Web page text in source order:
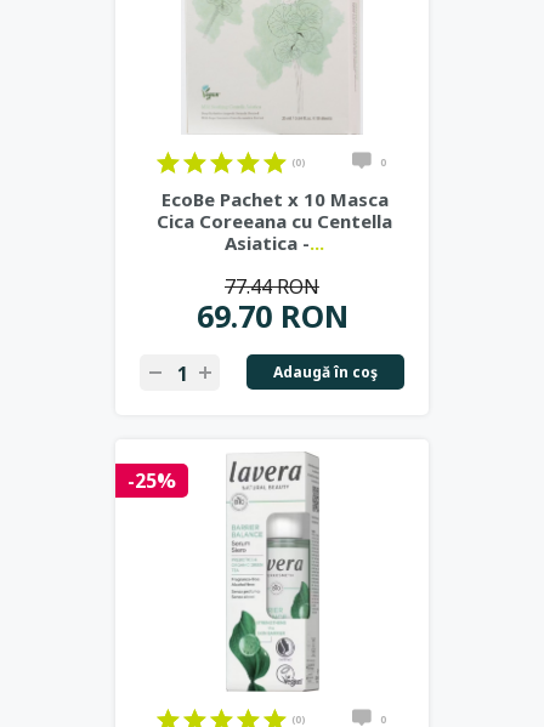
(0) 0
EcoBe Pachet x 10 Masca
Cica Coreeana cu Centella
Asiatica -...
69.70 RON
77.44 RON
Adaugă în coş
-25%
(0) 0